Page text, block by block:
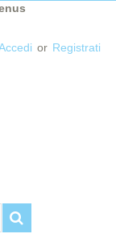
or Registrati